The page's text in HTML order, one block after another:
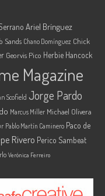
Ariel Brínguez
Sands Chano Domínguez Chick
Georvis Pico Herbie Hancock
Magazine
Scofield Jorge Pardo
Marcus Miller Michael Olivera
Pablo Martín Caminero Paco de
Rivero Perico Sambeat
Verónica Ferreiro